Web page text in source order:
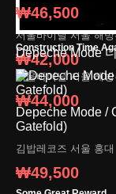
Depeche Mode
서울바이닐서울 해
₩42,000
Depeche Mode
서울바이닐서울 해
₩44,000
₩46,500
Construction Time
Depeche Mode /
Gatefold)
김밥레코즈 서울 홍대
₩49,500